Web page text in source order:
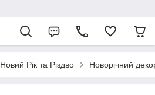
Новий Рік та Різдво Новорічний